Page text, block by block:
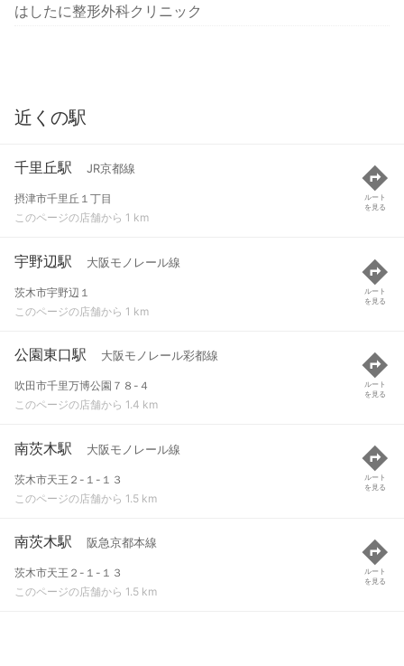
はしたに整形外科クリニック
近くの駅
千里丘駅 JR京都線
摂津市千里丘１丁目
このページの店舗から 1 km
ルート
を見る
宇野辺駅 大阪モノレール線
茨木市宇野辺１
このページの店舗から 1 km
ルート
を見る
公園東口駅 大阪モノレール彩都線
吹田市千里万博公園７８-４
このページの店舗から 1.4 km
ルート
を見る
南茨木駅 大阪モノレール線
茨木市天王２-１-１３
このページの店舗から 1.5 km
ルート
を見る
南茨木駅 阪急京都本線
茨木市天王２-１-１３
このページの店舗から 1.5 km
ルート
を見る